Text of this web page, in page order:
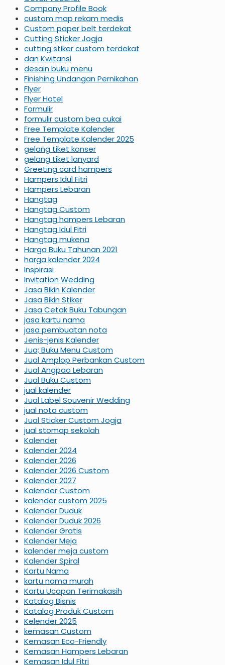
Company Profile Book
custom map rekam medis
Custom paper belt terdekat
Cutting Sticker Jogja
cutting stiker custom terdekat
dan Kwitansi
desain buku menu
Finishing Undangan Pernikahan
Flyer
Flyer Hotel
Formulir
formulir custom bea cukai
Free Template Kalender
Free Template Kalender 2025
gelang tiket konser
gelang tiket lanyard
Greeting card hampers
Hampers Idul Fitri
Hampers Lebaran
Hangtag
Hangtag Custom
Hangtag hampers Lebaran
Hangtag Idul Fitri
Hangtag mukena
Harga Buku Tahunan 2021
harga kalender 2024
Inspirasi
Invitation Wedding
Jasa Bikin Kalender
Jasa Bikin Stiker
Jasa Cetak Buku Tabungan
jasa kartu nama
jasa pembuatan nota
Jenis-jenis Kalender
Jua; Buku Menu Custom
Jual Amplop Perbankan Custom
Jual Angpao Lebaran
Jual Buku Custom
jual kalender
Jual Label Souvenir Wedding
jual nota custom
Jual Sticker Custom Jogja
jual stomap sekolah
Kalender
Kalender 2024
Kalender 2026
Kalender 2026 Custom
Kalender 2027
Kalender Custom
kalender custom 2025
Kalender Duduk
Kalender Duduk 2026
Kalender Gratis
Kalender Meja
kalender meja custom
Kalender Spiral
Kartu Nama
kartu nama murah
Kartu Ucapan Terimakasih
Katalog Bisnis
Katalog Produk Custom
Kelender 2025
kemasan Custom
Kemasan Eco-Friendly
Kemasan Hampers Lebaran
Kemasan Idul Fitri